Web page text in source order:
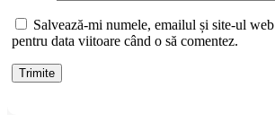
Salvează-mi numele, emailul și site-ul
pentru data viitoare când o să comentez.